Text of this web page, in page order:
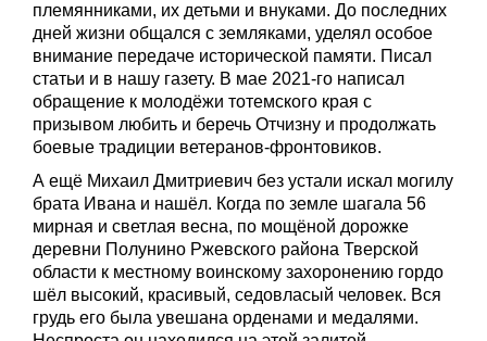
племянниками, их детьми и внуками. До последних
дней жизни общался с земляками, уделял особое
внимание передаче исторической памяти. Писал
статьи и в нашу газету. В мае 2021-го написал
обращение к молодёжи тотемского края с
призывом любить и беречь Отчизну и продолжать
боевые традиции ветеранов-фронтовиков.
А ещё Михаил Дмитриевич без устали искал могилу
брата Ивана и нашёл. Когда по земле шагала 56
мирная и светлая весна, по мощёной дорожке
деревни Полунино Ржевского района Тверской
области к местному воинскому захоронению гордо
шёл высокий, красивый, седовласый человек. Вся
грудь его была увешана орденами и медалями.